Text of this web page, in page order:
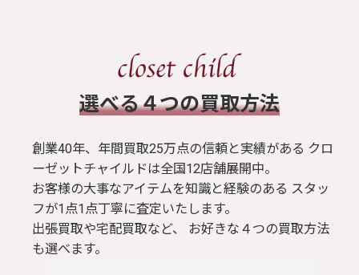
​選べる４つの買取方法
創業40年、年間買取25万点の信頼と実績がある クロ
ーゼットチャイルドは全国12店舗展開中。
お客様の大事なアイテムを知識と経験のある スタッ
フが1点1点丁寧に査定いたします。
出張買取や宅配買取など、 お好きな４つの買取方法
も選べます。